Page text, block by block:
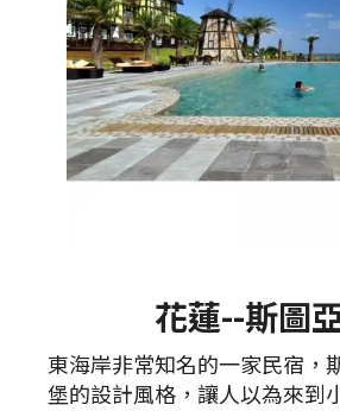
花蓮--斯圖
東海岸非常知名的一家民宿，
堡的設計風格，讓人以為來到